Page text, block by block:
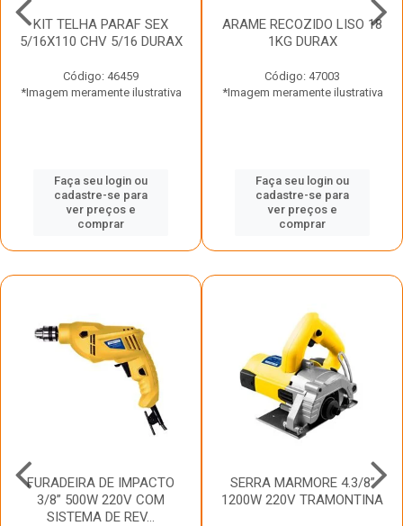
KIT TELHA PARAF SEX
5/16X110 CHV 5/16 DURAX
Código: 46459
*Imagem meramente ilustrativa
Faça seu login ou
cadastre-se para
ver preços e
comprar
ARAME RECOZIDO LISO 18
1KG DURAX
Código: 47003
*Imagem meramente ilustrativa
Faça seu login ou
cadastre-se para
ver preços e
comprar
FURADEIRA DE IMPACTO
3/8” 500W 220V COM
SISTEMA DE REV...
SERRA MARMORE 4.3/8”
1200W 220V TRAMONTINA